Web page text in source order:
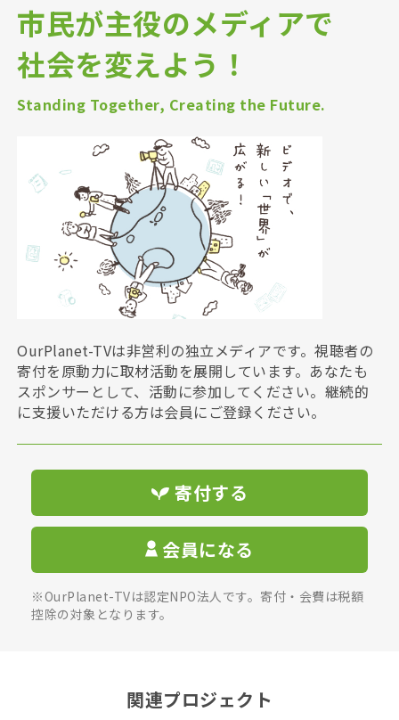
市民が主役のメディアで
社会を変えよう！
Standing Together, Creating the Future.
OurPlanet-TVは非営利の独立メディアです。視聴者の
寄付を原動力に取材活動を展開しています。あなたも
スポンサーとして、活動に参加してください。継続的
に支援いただける方は会員にご登録ください。
寄付する
会員になる
※OurPlanet-TVは認定NPO法人です。寄付・会費は税額
控除の対象となります。
関連プロジェクト